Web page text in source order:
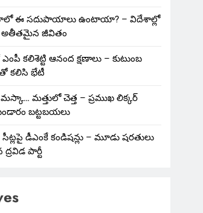
ఈ సదుపాయాలు ఉంటాయా? – విదేశాల్లో
అతీతమైన జీవితం
కలిశెట్టి ఆనంద క్షణాలు – కుటుంబ
కలిసి భేటీ
మత్తులో చెత్త – ప్రముఖ లిక్కర్
బట్టబయలు
డీఎంకే కండిషన్లు – మూడు షరతులు
పార్టీ